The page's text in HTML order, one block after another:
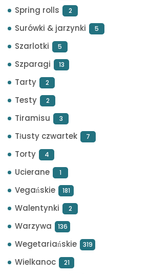
Spring rolls 2
Surówki & jarzynki 5
Szarlotki 5
Szparagi 13
Tarty 2
Testy 2
Tiramisu 3
Tłusty czwartek 7
Torty 4
Ucierane 1
Vegańskie 181
Walentynki 2
Warzywa 136
Wegetariańskie 319
Wielkanoc 21